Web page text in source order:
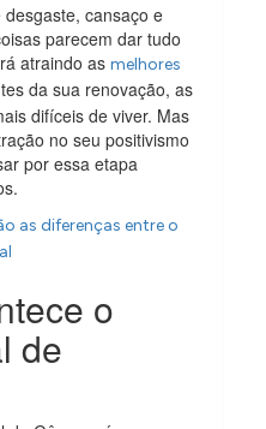
cansaço e
parecem dar tudo
atraindo asmelhores
da sua renovação, as
difíceis de viver. Mas
no seu positivismo
por essa etapa
as diferenças entre o
o
de